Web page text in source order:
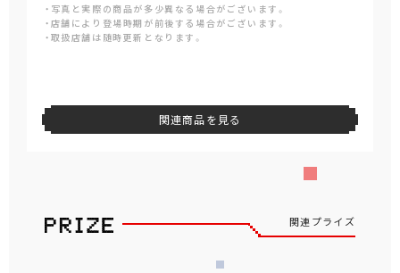
・写真と実際の商品が多少異なる場合がございます。
・店舗により登場時期が前後する場合がございます。
・取扱店舗は随時更新となります。
関連商品を見る
関連プライズ